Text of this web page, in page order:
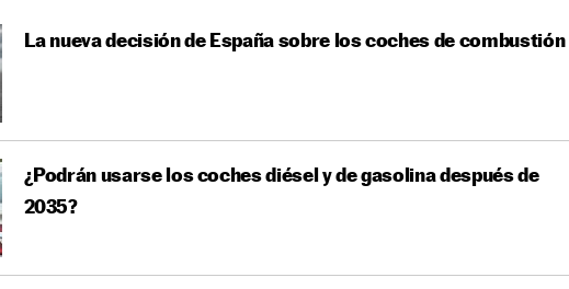
La nueva decisión de España sobre los coches de combustión
¿Podrán usarse los coches diésel y de gasolina después de
2035?